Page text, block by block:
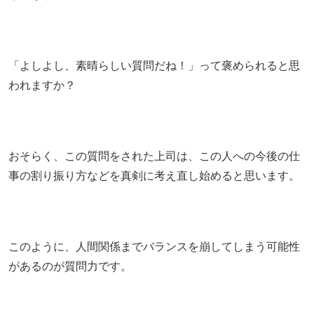
「よしよし、素晴らしい質問だね！」って褒められると思
われますか？
おそらく、この質問をされた上司は、この人への今後の仕
事の割り振り方などを真剣に考え直し始めると思います。
このように、人間関係までバランスを崩してしまう可能性
があるのが質問力です。